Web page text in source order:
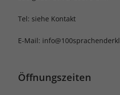
Tel: siehe Kontakt
E-Mail:
Öffnungszeiten